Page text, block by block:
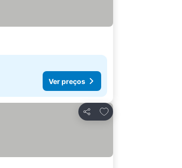
Ver preços
Partilhar
Adicionar aos favoritos